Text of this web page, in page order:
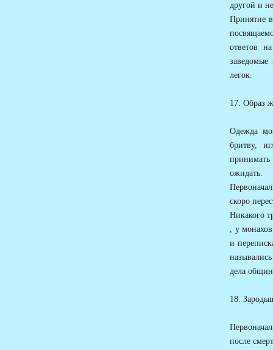
другой и
Принятие
ответов
легок.
17. Образ
Одежда
бритву,
ожидать.
скоро
Никакого
, у
и
дела
18.
после